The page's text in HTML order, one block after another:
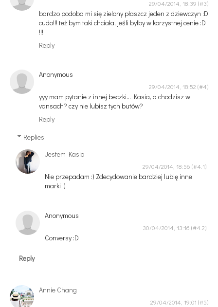
29/04/2014, 18:39
bardzo podoba mi się zielony płaszcz jeden z dziewczyn :D
cudo!!! też bym taki chciała, jeśli byłby w korzystnej cenie :D
!!!
Reply
Anonymous
29/04/2014, 18:52
yyy mam pytanie z innej beczki... Kasia, a chodzisz w
vansach? czy nie lubisz tych butów?
Reply
Replies
Jestem Kasia
29/04/2014, 18:56
Nie przepadam :) Zdecydowanie bardziej lubię inne
marki :)
Anonymous
30/04/2014, 13:16
Conversy :D
Reply
Annie Chang
29/04/2014, 19:01